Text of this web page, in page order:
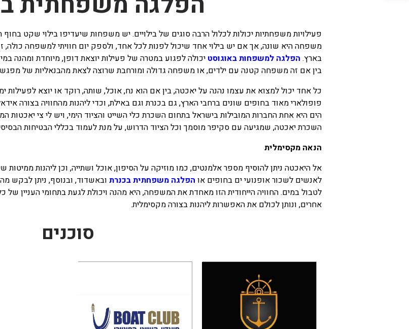
בעכו
בחיפה / מחיפה
ביפו
בטיילת טבריה
בכנרת מחיר / מחירים
בכנרת גינוסר
בכנרת לידו
בכנרת לידו מחיר
נתניה
מדובאי / לדובאי
בבאר שבע
פעילויות משפחתיות יכולות לכלול הרבה סוגים של בילויים. יש משפחות שיעדיפו בילוי שקט
משפחה היא שונה, אך אם יש בילוי אחד שיכול לפנות לכל אחד, ולספק יום חוויתי למשפחה
בארץ. הפלגה למשפחות באוגוסט יכולה לפגוע במטרה של פעילות יוצאת דופן, מיוחדת ומהנה
בין אם זה משפחה קטנה עם ילדים, או משפחה גדולה ומורחבת שרוצה לצאת מהבנאליות של מפגש
כל אחד יכול למצוא את עצמו נהנה על יאכטה, בין אם הוא נח, אוכל, שותה, רוקד או יוצא לפעילות
פופולארי מאוד בחופים שונים ברחבי הארץ, גם בכנרת וגם באילת, וכדי ליהנות מהחוויה בצורה
הים היא אחת החברות המובילות בישראל בתחום השכרת כלי השייט והציוד הימי, ויש לי צי
השכרת יאכטה, שמגיעה עם סקיפר מוסמך וכל הציוד הדרוש, על מנת לעמוד בכללי הבטיחות
הנאה מקסימלית
אל היאכטה ניתן להוסיף מספר אלמנטים, כמו מוזיקה על הסיפון, אוכל ושתייה, וכן ליהנות
לאנשים לשכור אופנועי ים בחופים או הפלגה משפחתית בכנרת ובאשדוד, ובנוסף, ניתן לבקש
לטבול במים. החוויה הייחודית הזו מאחדת את המשפחה, היא מהנה ויכולת לגעת בתחומי העניין של
אחרים, ונותן לכולם את האפשרות ליהנות בצורה מקסימלית.
סוכנים